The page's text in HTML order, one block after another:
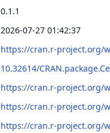
0.1.1
2026-07-27 01:42:37
https://cran.r-project.org/
10.32614/
https://cran.r-project.org/
https://cran.r-project.org/
https://cran.r-project.org/